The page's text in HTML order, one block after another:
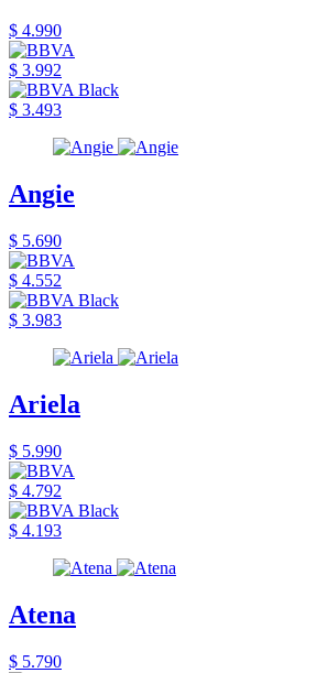
$ 4.990
$ 3.992
$ 3.493
Angie
$ 5.690
$ 4.552
$ 3.983
Ariela
$ 5.990
$ 4.792
$ 4.193
Atena
$ 5.790